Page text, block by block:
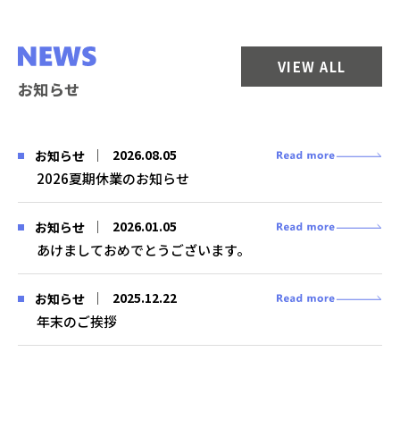
お知らせ
VIEW ALL
お知らせ 2026.08.05
2026夏期休業のお知らせ
お知らせ 2026.01.05
あけましておめでとうございます。
お知らせ 2025.12.22
年末のご挨拶